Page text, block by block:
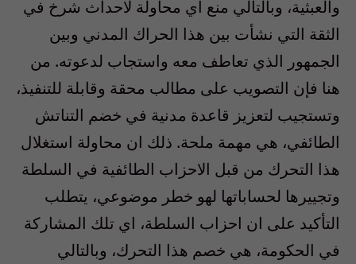
والعبثية، وبالتالي منع أي محاولة لاحداث شرخ في
الثقة التي نشأت بين هذا الحراك المدني وبين
الجمهور الذي تعاطف معه واستجاب لدعوته. من
هنا فإن التصويب على مطالب محقة وقابلة للتنفيذ،
وتستجيب لتعزيز قاعدة مدنية في خضم التناتش
الطائفي، هي مهمة ملحة. ذلك ان محاولة استغلال
هذا التحرك من قبل الاحزاب الطائفية في السلطة
وتجييرها لحساباتها لهو خطر موضوعي، يتطلب
التأكيد على ان احزاب السلطة، اي تلك المشاركة
في الحكومة، هي خصم هذا التحرك، وبالتالي